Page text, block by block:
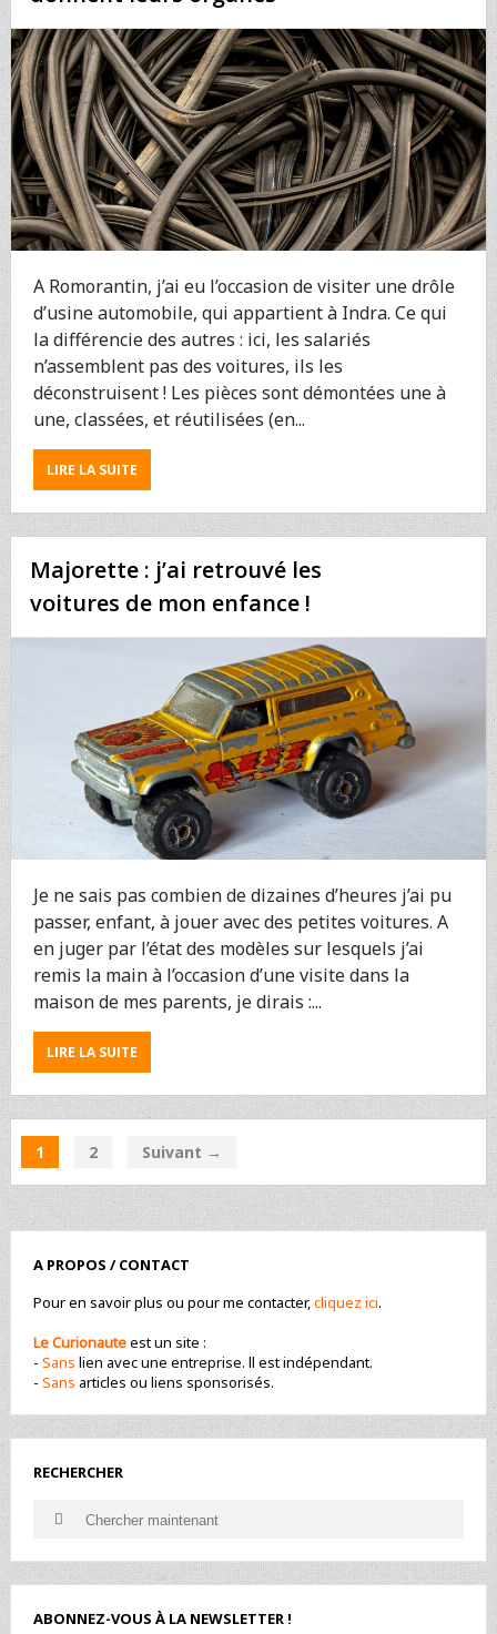
DESSINS
A Romorantin, j’ai eu l’occasion de visiter une drôle
d’usine automobile, qui appartient à Indra. Ce qui
la différencie des autres : ici, les salariés
n’assemblent pas des voitures, ils les
déconstruisent ! Les pièces sont démontées une à
une, classées, et réutilisées (en...
LIRE LA SUITEABOUT
RECYCLAGE
:
QUAND
VOITURES
DONNENT
LEURS
ORGANES
Majorette : j’ai retrouvé les
voitures de mon enfance !
Je ne sais pas combien de dizaines d’heures j’ai pu
passer, enfant, à jouer avec des petites voitures. A
en juger par l’état des modèles sur lesquels j’ai
remis la main à l’occasion d’une visite dans la
maison de mes parents, je dirais :...
LIRE LA SUITEABOUT
MAJORETTE
:
J’AI
LES
DE
MON
!
1 2 Suivant →
A PROPOS / CONTACT
Pour en savoir plus ou pour me contacter,cliquez ici.
Le Curionauteest un site :
- Sans lien avec une entreprise. ll est indépendant.
- Sans articles ou liens sponsorisés.
RECHERCHER
SearchSearch
ABONNEZ-VOUS À LA NEWSLETTER !